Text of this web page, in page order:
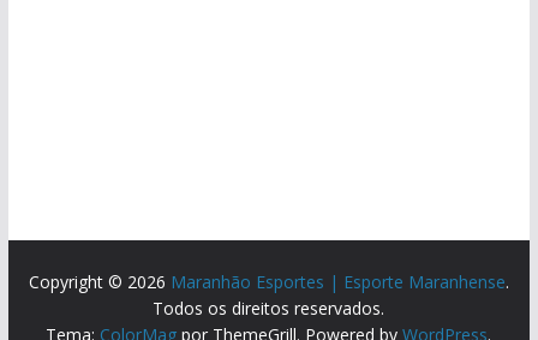
Copyright © 2026 Maranhão Esportes | Esporte Maranhense.
Todos os direitos reservados.
Tema: ColorMag por ThemeGrill. Powered byWordPress.